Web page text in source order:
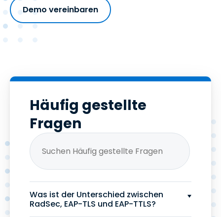
Demo vereinbaren
Häufig gestellte
Fragen
Was ist der Unterschied zwischen
RadSec, EAP-TLS und EAP-TTLS?